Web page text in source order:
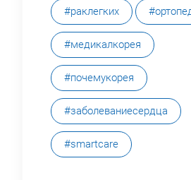
#раклегких
#медикалкорея
#почемукорея
#заболеваниесердца
#smartcare